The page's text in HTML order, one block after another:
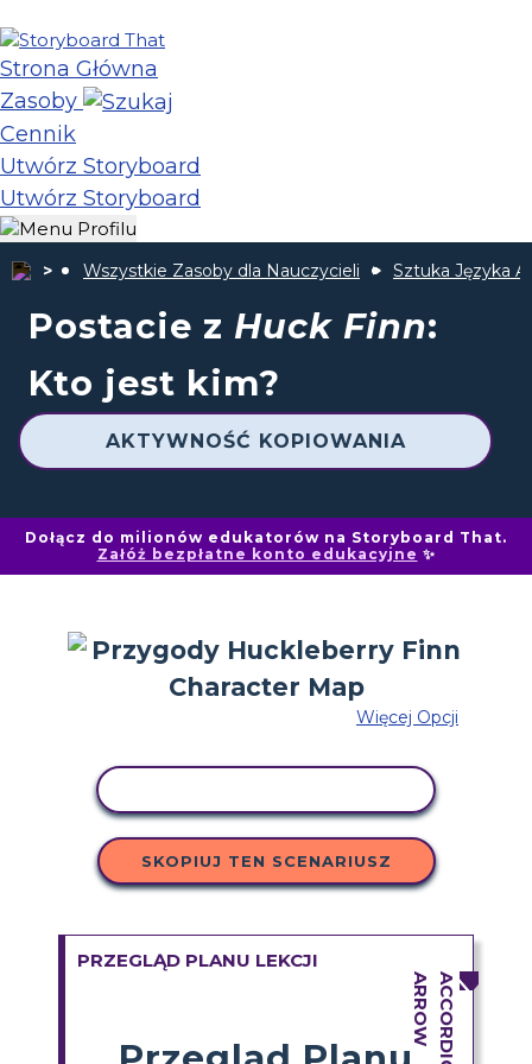
Strona Główna
Zasoby
Cennik
Utwórz Storyboard
Utwórz Storyboard
Wszystkie Zasoby dla Nauczycieli Sztuka Języka
Postacie z Huck Finn:
Kto jest kim?
AKTYWNOŚĆ KOPIOWANIA
Dołącz do milionów edukatorów na Storyboard That.
Załóż bezpłatne konto edukacyjne ✨
Więcej Opcji
SKOPIUJ TEN SCENARIUSZ
PRZEGLĄD PLANU LEKCJI